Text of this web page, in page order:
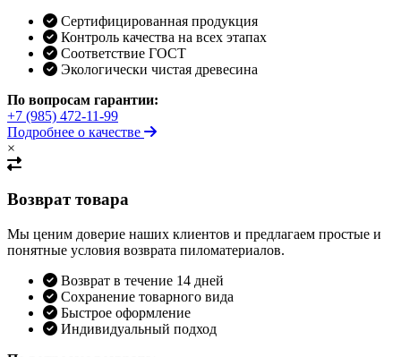
Сертифицированная продукция
Контроль качества на всех этапах
Соответствие ГОСТ
Экологически чистая древесина
По вопросам гарантии:
+7 (985) 472-11-99
Подробнее о качестве
×
Возврат товара
Мы ценим доверие наших клиентов и предлагаем простые и
понятные условия возврата пиломатериалов.
Возврат в течение 14 дней
Сохранение товарного вида
Быстрое оформление
Индивидуальный подход